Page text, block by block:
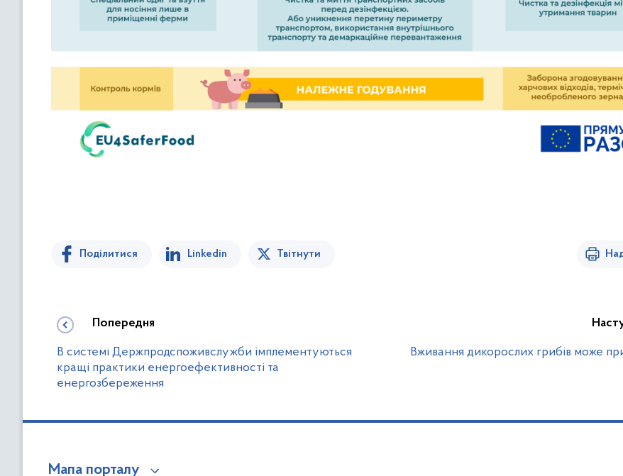
Поділитися Linkedin Твітнути
Попередня
В системі Держпродспоживслужби імплементуються
кращі практики енергоефективності та
енергозбереження
Вживання дикорослих грибів може
Мапа порталу